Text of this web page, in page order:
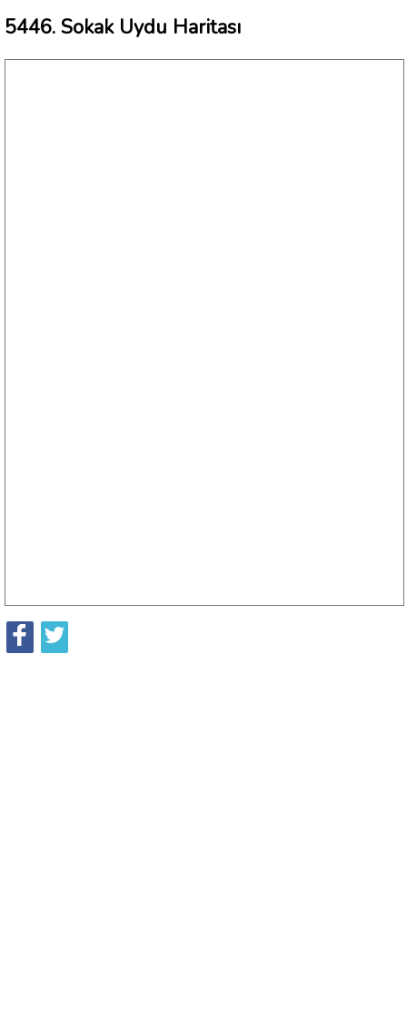
5446. Sokak Uydu Haritası